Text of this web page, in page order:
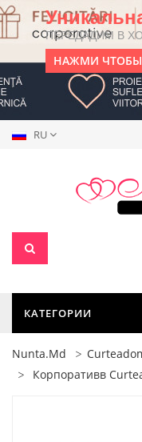
ПЕРЕДАДИМ В
НАЖМИ ЧТОБЫ
RU
КАТЕГОРИИ
Nunta.md
Корпоративв